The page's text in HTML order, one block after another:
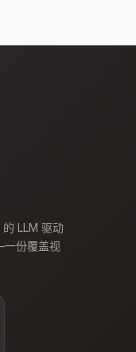
LLM 驱动
份覆盖视